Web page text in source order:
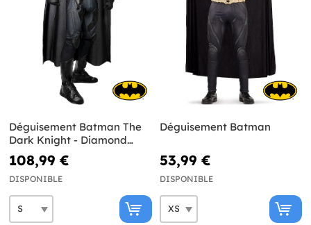
Déguisement Batman The
Dark Knight - Diamond
Edition
108,99 €
DISPONIBLE
Déguisement Batman
53,99 €
DISPONIBLE